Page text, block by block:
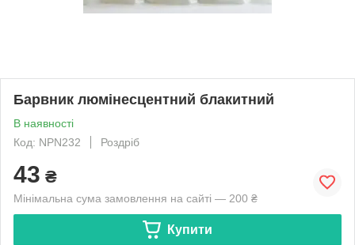
Барвник люмінесцентний блакитний
В наявності
Код: NPN232
Роздріб
43 ₴
Мінімальна сума замовлення на сайті — 200 ₴
Купити